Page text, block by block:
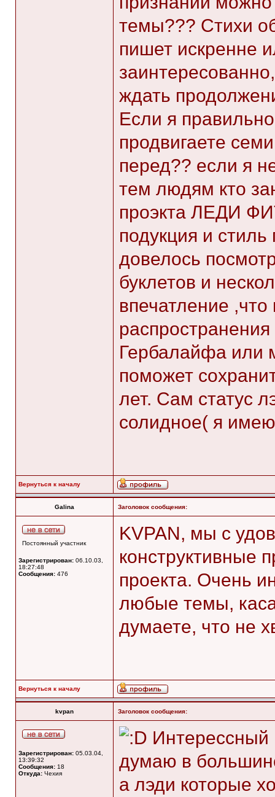
темы??? Стихи
пишет искренне
ждать
Если я
продвигаете
перед?? если я
тем людям кто
проэкта ЛЕДИ
подукция и
довелось
буклетов и
впечатление
Гербалайфа или
поможет
лет. Сам статус
солидное( я
Вернуться к началу
Galina Заголовок сообщения:
Постоянный участник
Зарегистрирован: 06.10.03,
18:27:48
Сообщения: 476
KVPAN, мы с
конструктивные
проекта. Очень
любые темы,
думаете, что не
Вернуться к началу
kvpan Заголовок сообщения:
Зарегистрирован: 05.03.04,
13:39:32
Сообщения: 18
Откуда: Чехия
Интерессный
думаю в
а лэди которые